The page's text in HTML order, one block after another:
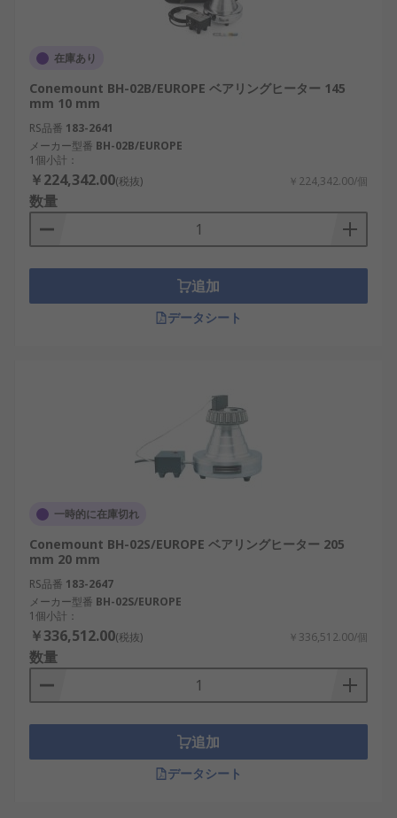
在庫あり
Conemount BH-02B/EUROPE ベアリングヒーター 145
mm 10 mm
RS品番 183-2641
メーカー型番 BH-02B/EUROPE
1個小計：
￥224,342.00(税抜) ￥224,342.00/個
数量
追加
データシート
一時的に在庫切れ
Conemount BH-02S/EUROPE ベアリングヒーター 205
mm 20 mm
RS品番 183-2647
メーカー型番 BH-02S/EUROPE
1個小計：
￥336,512.00(税抜) ￥336,512.00/個
数量
追加
データシート